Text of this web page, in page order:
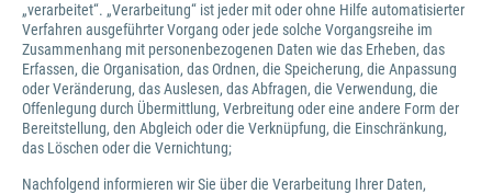
„verarbeitet“. „Verarbeitung“ ist jeder mit oder ohne Hilfe automatisierter
Verfahren ausgeführter Vorgang oder jede solche Vorgangsreihe im
Zusammenhang mit personenbezogenen Daten wie das Erheben, das
Erfassen, die Organisation, das Ordnen, die Speicherung, die Anpassung
oder Veränderung, das Auslesen, das Abfragen, die Verwendung, die
Offenlegung durch Übermittlung, Verbreitung oder eine andere Form der
Bereitstellung, den Abgleich oder die Verknüpfung, die Einschränkung,
das Löschen oder die Vernichtung;
Nachfolgend informieren wir Sie über die Verarbeitung Ihrer Daten,